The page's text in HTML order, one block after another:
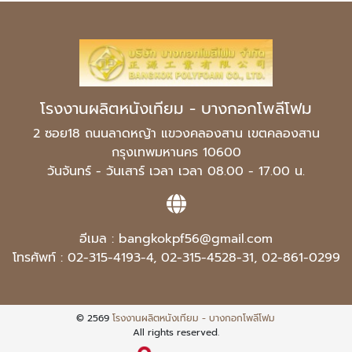
โรงงานผลิตหนังเทียม - บางกอกโพลีโฟม
2 ซอย18 ถนนลาดหญ้า แขวงคลองสาน เขตคลองสาน
กรุงเทพมหานคร 10600
วันจันทร์ - วันเสาร์ เวลา เวลา 08.00 - 17.00 น.
อีเมล : bangkokpf56@gmail.com
โทรศัพท์ : 02-315-4193-4, 02-315-4528-31, 02-861-0299
© 2569โรงงานผลิตหนังเทียม - บางกอกโพลีโฟม
All rights reserved.